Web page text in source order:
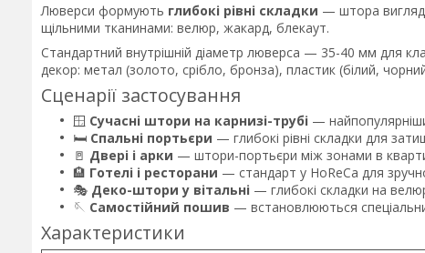
Люверси формують глибокі рівні складки — штора
щільними тканинами: велюр, жакард, блекаут.
Стандартний внутрішній діаметр люверса — 35-40 мм для
декор: метал (золото, срібло, бронза), пластик (білий,
Сценарії застосування
🪟 Сучасні штори на карнизі-трубі —
🛏️ Спальні портьєри — глибокі рівні складки для
🚪 Двері і арки — штори-портьєри між зонами в
🏨 Готелі і ресторани — стандарт у HoReCa для
🎭 Деко-штори у вітальні — глибокі складки на
🪡 Самостійний пошив — встановлюються
Характеристики